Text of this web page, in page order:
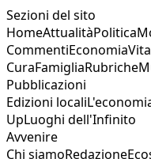
Sezioni del sito
HomeAttualitàPolitica
CommentiEconomia
CuraFamigliaRubriche
Pubblicazioni
Edizioni locali
UpLuoghi dell'Infinito
Avvenire
Chi siamoRedazione